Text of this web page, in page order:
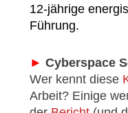
12-jährige
Führung.
► Cyberspace
Wer kennt diese
Arbeit? Einige